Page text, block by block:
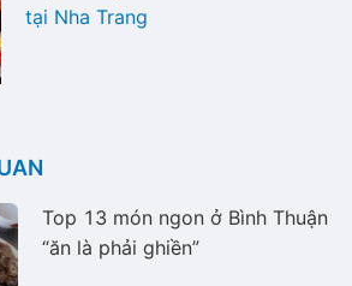
tại Nha Trang
Top 13 món ngon ở Bình Thuận
“ăn là phải ghiền”